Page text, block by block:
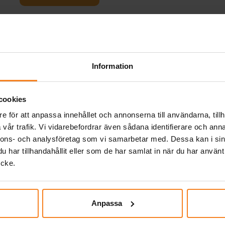
Information
för att anpassa innehållet och annonserna till användarna,
trafik. Vi vidarebefordrar även sådana identifierare och
och analysföretag som vi samarbetar med. Dessa kan i
har tillhandahållit eller som de har samlat in när du har
Anpassa
fin
Relaterade produkter